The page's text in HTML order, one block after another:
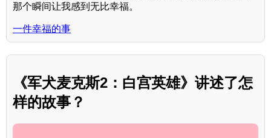
那个瞬间让我感到无比幸福。
一件幸福的事
《军犬麦克斯2：白宫英雄》讲述了怎
样的故事？